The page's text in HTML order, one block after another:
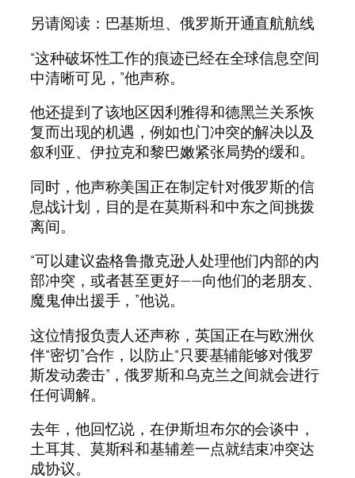
另请阅读：巴基斯坦、俄罗斯开通直航航线
“这种破坏性工作的痕迹已经在全球信息空间
中清晰可见，”他声称。
他还提到了该地区因利雅得和德黑兰关系恢
复而出现的机遇，例如也门冲突的解决以及
叙利亚、伊拉克和黎巴嫩紧张局势的缓和。
同时，他声称美国正在制定针对俄罗斯的信
息战计划，目的是在莫斯科和中东之间挑拨
离间。
“可以建议盎格鲁撒克逊人处理他们内部的内
部冲突，或者甚至更好——向他们的老朋友、
魔鬼伸出援手，”他说。
这位情报负责人还声称，英国正在与欧洲伙
伴“密切”合作，以防止“只要基辅能够对俄罗
斯发动袭击”，俄罗斯和乌克兰之间就会进行
任何调解。
去年，他回忆说，在伊斯坦布尔的会谈中，
土耳其、莫斯科和基辅差一点就结束冲突达
成协议。